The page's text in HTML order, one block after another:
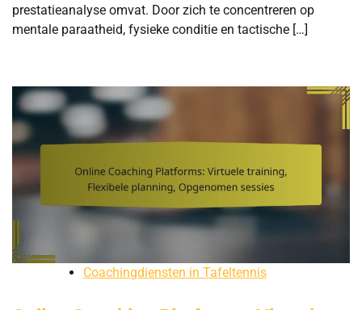
prestatieanalyse omvat. Door zich te concentreren op
mentale paraatheid, fysieke conditie en tactische […]
Coachingdiensten in Tafeltennis